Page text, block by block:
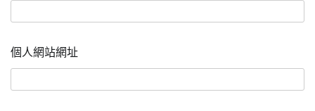
個人網站網址